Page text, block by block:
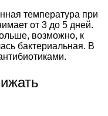
температура при
от 3 до 5 дней.
возможно, к
бактериальная. В